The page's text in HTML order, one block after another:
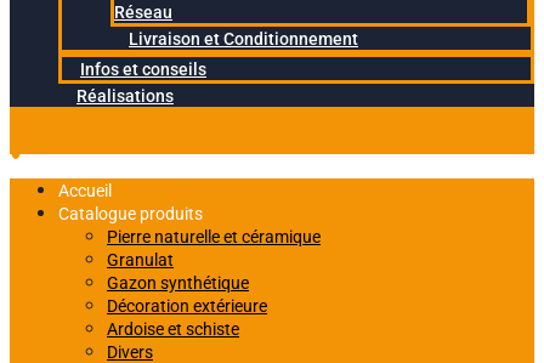
Réseau
Livraison et Conditionnement
Infos et conseils
Réalisations
Accueil
Catalogue produits
Pierre naturelle et céramique
Granulat
Gazon synthétique
Décoration extérieure
Ardoise et schiste
Divers